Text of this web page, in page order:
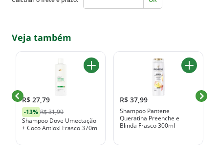
Veja também
R$ 27,79
-13% R$ 31,99
Shampoo Dove Umectação
+ Coco Antioxi Frasco 370ml
R$ 37,99
Shampoo Pantene
Queratina Preenche e
Blinda Frasco 300ml